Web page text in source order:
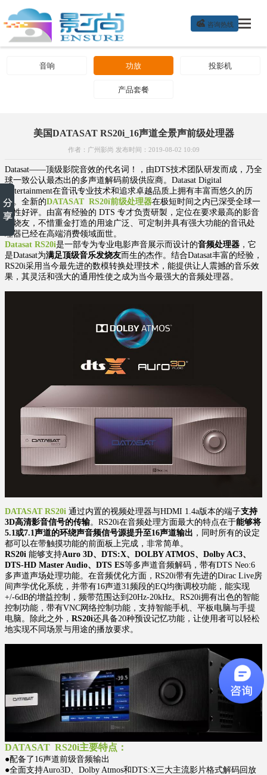
 咨询热线
音响 功放 投影机
产品套餐
美国DATASAT RS20i_16声道全景声前级处理器
作者：广州影尚 发布时间：2019-08-02 10:09
Datasat——顶级影院音效的代名词！，由DTS技术团队研发而成，乃全
球一致公认最杰出的多声道解码前级供应商。Datasat Digital
Entertainment在音讯专业技术和追求卓越品质上拥有丰富而悠久的历
史。全新的DATASAT RS20i前级处理器在极短时间之内已深受全球一
致性好评。由富有经验的 DTS 专才负责研製，定位在要求最高的影音
发烧友，不惜重金打造的用途广泛、可定制并具有强大功能的音讯处
理器已经在高端消费领域面世。
Datasat RS20i是一部专为专业电影声音展示而设计的音频处理器 ，它
是Datasat为满足顶级音乐发烧友而生的杰作。结合Datasat丰富的经验，
RS20i采用当今最先进的数模转换处理技术，能提供让人震撼的音乐效
果，其灵活和强大的通用性使之成为当今最强大的音频处理器。
DATASAT RS20i 通过内置的视频处理器与HDMI 1.4a版本的端子支持
3D高清影音信号的传输。RS20i在音频处理方面最大的特点在于能够将
5.1或7.1声道的环绕声音频信号源提升至16声道输出 ，同时所有的设定
都可以在带触摸功能的前面板上完成，非常简单。
RS20i 能够支持Auro 3D、DTS:X、DOLBY ATMOS、Dolby AC3、
DTS-HD Master Audio、DTS ES等多声道音频解码，带有DTS Neo:6
多声道声场处理功能。在音频优化方面，RS20i带有先进的Dirac Live房
间声学优化系统，并带有16声道31频段的EQ均衡调校功能，能实现
+/-6dB的增益控制，频带范围达到20Hz-20kHz。RS20i拥有出色的智能
控制功能，带有VNC网络控制功能，支持智能手机、平板电脑与手提
电脑。除此之外， RS20i还具备20种预设记忆功能，让使用者可以轻松
地实现不同场景与用途的播放要求。
DATASAT RS20i主要特点：
●配备了16声道前级音频输出
●全面支持Auro3D、Dolby Atmos和DTS:X三大主流影片格式解码回放